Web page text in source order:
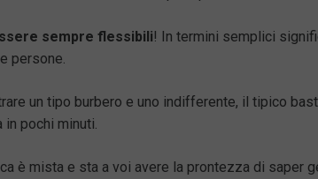
sempre flessibili! In termini semplici
persone.
un tipo burbero e uno indifferente, il tipico
pochi minuti.
è mista e sta a voi avere la prontezza di saper